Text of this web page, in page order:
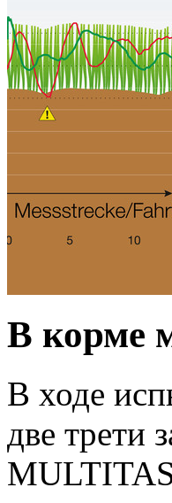
В корме
В ходе
две трети